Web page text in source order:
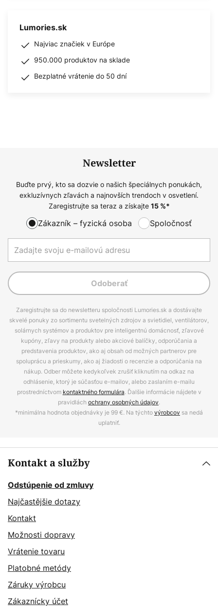
Lumories.sk
Najviac značiek v Európe
950.000 produktov na sklade
Bezplatné vrátenie do 50 dní
Newsletter
Buďte prvý, kto sa dozvie o našich špeciálnych ponukách,
exkluzívnych zľavách a najnovších trendoch v osvetlení.
Zaregistrujte sa teraz a získajte 15%*
Zákazník – fyzická osoba Spoločnosť
Odoberať
Zaregistrujte sa do newsletteru spoločnosti Lumories.sk a dostávajte
skvelé ponuky zo sortimentu svetelných zdrojov a svietidiel, ventilátorov,
solárnych systémov a produktov pre inteligentnú domácnosť, zľavové
kupóny, zľavy na produkty alebo akciové balíčky, odporúčania a
predstavenia produktov, ako aj obsah od možných partnerov pre
spoluprácu a prieskumy, ako aj žiadosti o recenzie a odporúčania na
nákup. Odber môžete kedykoľvek zrušiť kliknutím na odkaz na
odhlásenie, ktorý je súčasťou e-mailov, alebo zaslaním e-mailu
prostredníctvom kontaktného formulára. Ďalšie informácie nájdete v
pravidlách ochrany osobných údajov.
*minimálna hodnota objednávky je 99 €. Na týchtovýrobcov sa nedá
uplatniť.
Kontakt a služby
Odstúpenie od zmluvy
Najčastějšie dotazy
Kontakt
Možnosti dopravy
Vrátenie tovaru
Platobné metódy
Záruky výrobcu
Zákaznícky účet